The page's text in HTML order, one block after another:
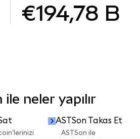
€194,78 B
neler yapılır
ASTSon Takas Et
ASTSon ile